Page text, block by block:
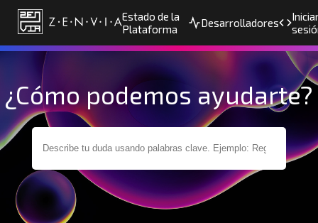
Estado de la
Plataforma
Desarrolladores
¿Cómo podemos ayudarte?